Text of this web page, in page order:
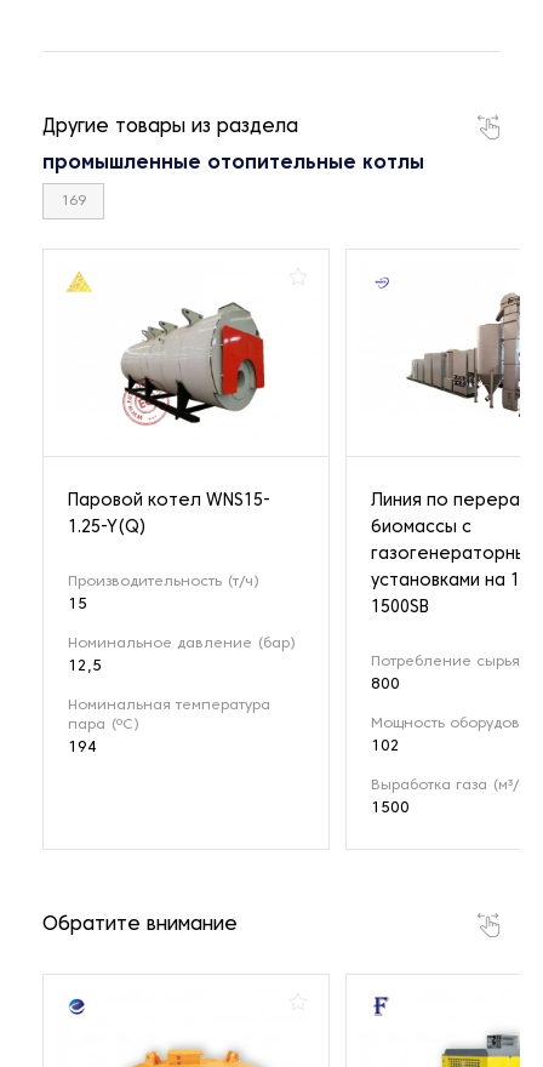
Другие товары из раздела
промышленные отопительные котлы
169
Паровой котел WNS15-
1.25-Y(Q)
Производительность (т/ч)
15
Номинальное давление (бар)
12,5
Номинальная температура
пара (ºС)
194
Линия по
биомассы с
установками на 1
1500SB
Потребление сырья
800
Мощность
102
Выработка газа (м³/ч)
1500
Обратите внимание